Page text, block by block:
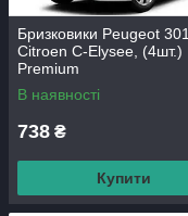
Бризковики Peugeot 301,
Citroen C-Elysee, (4шт.)
Premium
В наявності
738 ₴
Купити